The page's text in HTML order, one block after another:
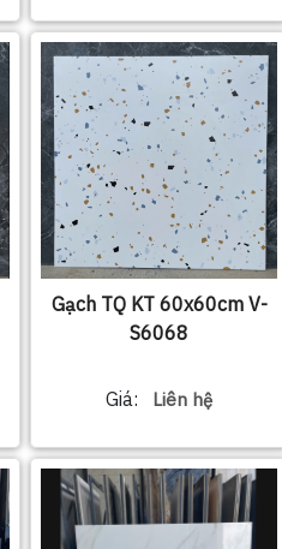
Gạch TQ KT 60x60cm V-
S6068
Giá: Liên hệ